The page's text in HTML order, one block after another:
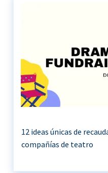
12 ideas únicas de
compañías de teatro